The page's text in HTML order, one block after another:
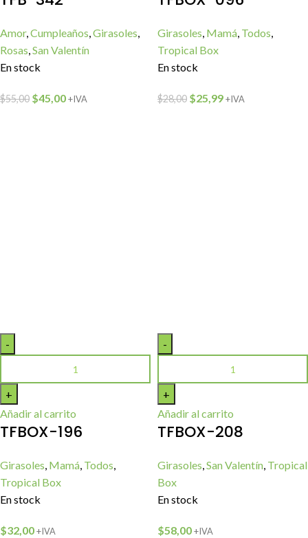
Amor,Cumpleaños,Girasoles,
Rosas,San Valentín
En stock
$55,00 $45,00+IVA
Girasoles, Mamá, Todos,
Tropical Box
En stock
$28,00 $25,99+IVA
Añadir al carrito
TFBOX-196
Girasoles, Mamá, Todos,
Tropical Box
En stock
$32,00+IVA
Añadir al carrito
TFBOX-208
Girasoles,San Valentín, Tropical
Box
En stock
$58,00+IVA